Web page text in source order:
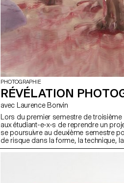
PHOTOGRAPHIE
RÉVÉLATION
avec Laurence Bonvin
Lors du premier semestre de
aux étudiant-e-x-s de reprendre un
se poursuivre au deuxième semestre
de risque dans la forme, la technique,
encouragées.